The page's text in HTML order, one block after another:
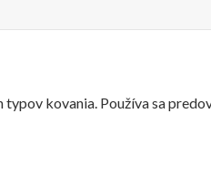
kovania. Používa sa